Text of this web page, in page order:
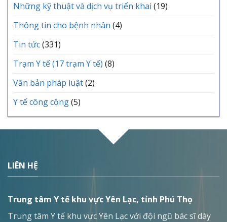
Những kỹ thuật và dịch vụ triển khai (19)
Thông tin cho bệnh nhân (4)
Tin tức(331)
Trạm Y tế (17 trạm Y tế) (8)
Văn bản pháp luật(2)
Y tế công cộng(5)
LIÊN HỆ
Trung tâm Y tế khu vực Yên Lạc, tỉnh Phú Thọ
Trung tâm Y tế khu vực Yên Lạc với đội ngũ bác sĩ dày